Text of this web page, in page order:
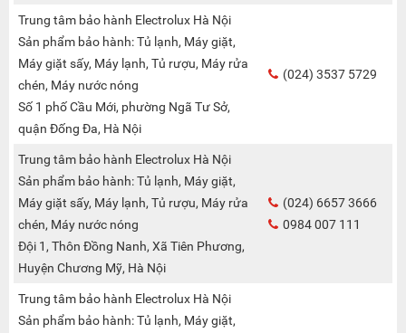
Trung tâm bảo hành Electrolux Hà Nội
Sản phẩm bảo hành: Tủ lạnh, Máy giặt,
Máy giặt sấy, Máy lạnh, Tủ rượu, Máy rửa
chén, Máy nước nóng
Số 1 phố Cầu Mới, phường Ngã Tư Sở,
quận Đống Đa, Hà Nội
(024) 3537 5729
Trung tâm bảo hành Electrolux Hà Nội
Sản phẩm bảo hành: Tủ lạnh, Máy giặt,
Máy giặt sấy, Máy lạnh, Tủ rượu, Máy rửa
chén, Máy nước nóng
Đội 1, Thôn Đồng Nanh, Xã Tiên Phương,
Huyện Chương Mỹ, Hà Nội
(024) 6657 3666
0984 007 111
Trung tâm bảo hành Electrolux Hà Nội
Sản phẩm bảo hành: Tủ lạnh, Máy giặt,